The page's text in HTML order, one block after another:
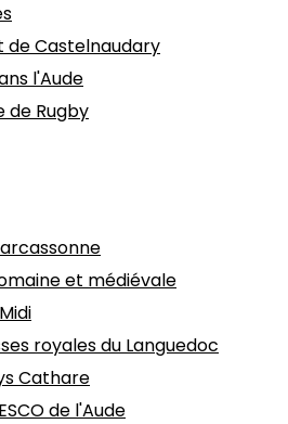
de Castelnaudary
l'Aude
de Rugby
et médiévale
royales du Languedoc
Cathare
de l'Aude